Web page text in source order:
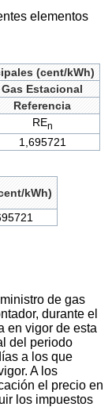
elementos
(cent/kWh)
Gas Estacional
Referencia
REn
1,695721
kWh)
de gas
durante el
en vigor de esta
del periodo
a los que
A los
el precio en
los impuestos